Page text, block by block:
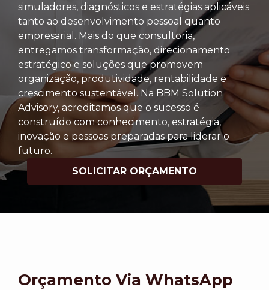
simuladores, diagnósticos e estratégias aplicáveis
tanto ao desenvolvimento pessoal quanto
empresarial. Mais do que consultoria,
entregamos transformação, direcionamento
estratégico e soluções que promovem
organização, produtividade, rentabilidade e
crescimento sustentável. Na BBM Solution
Advisory, acreditamos que o sucesso é
construído com conhecimento, estratégia,
inovação e pessoas preparadas para liderar o
futuro.
SOLICITAR ORÇAMENTO
Orçamento Via WhatsApp